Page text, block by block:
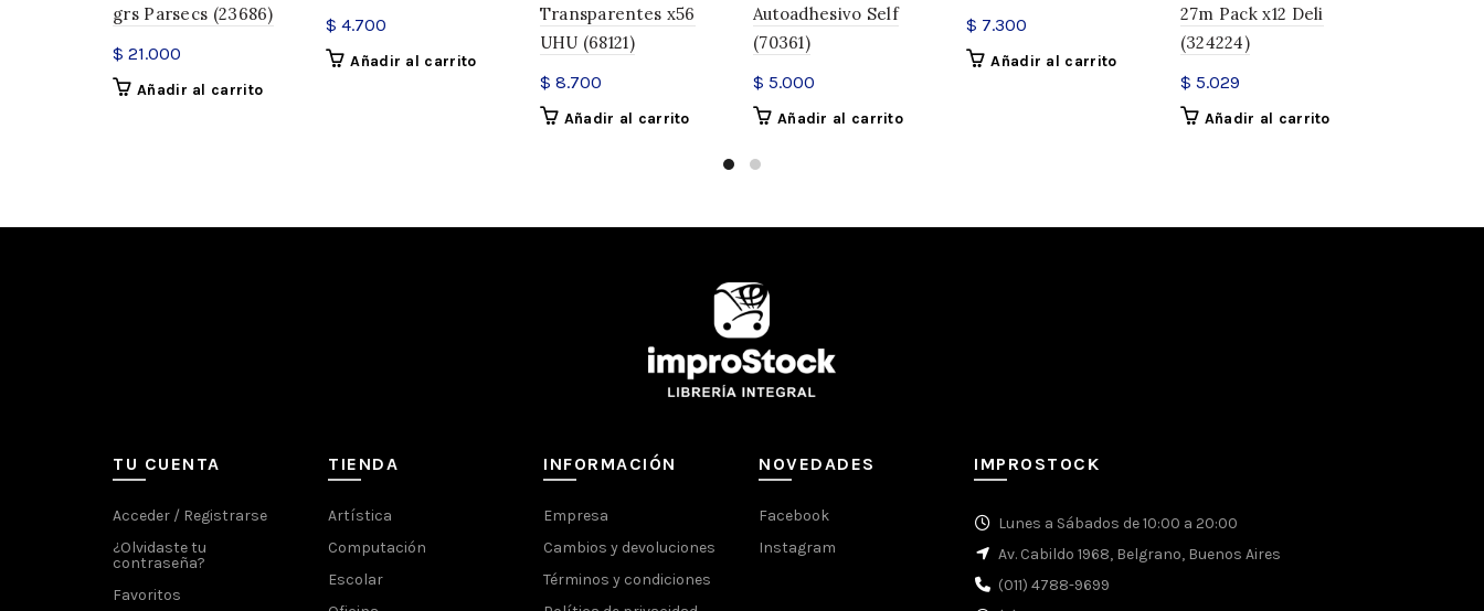
Cantidad: 118 ml.
Seguro.
No tóxico.
Seca rápido.
SKU:
319569
Categorías:
grs Parsecs (23686)
$ 21.000
Añadir al carrito
$ 4.700
Añadir al carrito
Transparentes x56
UHU (68121)
$ 8.700
Añadir al carrito
Autoadhesivo Self
(70361)
$ 5.000
Añadir al carrito
$ 7.300
Añadir al carrito
27m Pack x12 Deli
(324224)
$ 5.029
Añadir al carrito
TU CUENTA
Acceder / Registrarse
¿Olvidaste tu
contraseña?
Favoritos
TIENDA
Artística
Computación
Escolar
INFORMACIÓN
Empresa
Cambios y devoluciones
Términos y condiciones
NOVEDADES
Facebook
Instagram
IMPROSTOCK
Lunes a Sábados de 10:00 a 20:00
Av. Cabildo 1968, Belgrano, Buenos Aires
(011) 4788-9699